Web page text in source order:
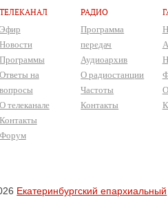
ТЕЛЕКАНАЛ
Эфир
Новости
Программы
Ответы на
вопросы
О телеканале
Контакты
Форум
РАДИО
Программа
передач
Аудиоархив
О радиостанции
Частоты
Контакты
Екатеринбургский епархиальный